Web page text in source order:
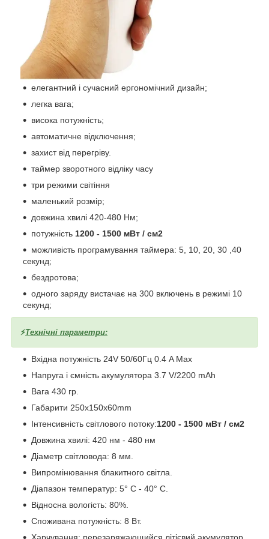
елегантний і сучасний ергономічний дизайн;
легка вага;
висока потужність;
автоматичне відключення;
захист від перегріву.
таймер зворотного відліку часу
три режими світіння
маленький розмір;
довжина хвилі 420-480 Нм;
потужність 1200 - 1500 мВт / см2
можливість програмування таймера: 5, 10, 20, 30 ,40
секунд;
бездротова;
одного заряду вистачає на 300 включень в режимі 10
секунд;
⚡️Технічні параметри:
Вхідна потужність 24V 50/60Гц 0.4 A Max
Напруга і ємність акумулятора 3.7 V/2200 mAh
Вага 430 гр.
Габарити 250x150x60mm
Інтенсивність світлового потоку:1200 - 1500 мВт / см2
Довжина хвилі: 420 нм - 480 нм
Діаметр світловода: 8 мм.
Випромінювання блакитного світла.
Діапазон температур: 5° С - 40° С.
Відносна вологість: 80%.
Споживана потужність: 8 Вт.